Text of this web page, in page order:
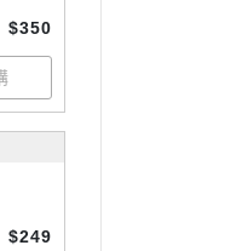
$350
$249